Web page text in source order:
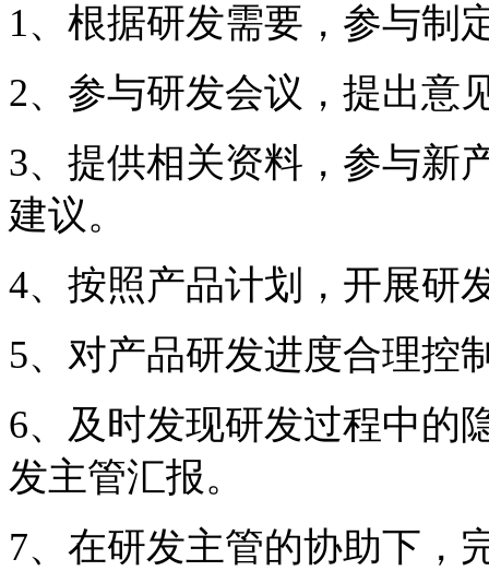
1、根据研发需要，参与制
2、参与研发会议，提出意
3、提供相关资料，参与新
建议。
4、按照产品计划，开展研
5、对产品研发进度合理控
6、及时发现研发过程中的
发主管汇报。
7、在研发主管的协助下，